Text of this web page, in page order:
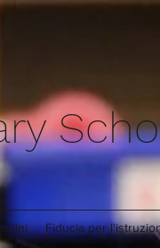
Fiducia per